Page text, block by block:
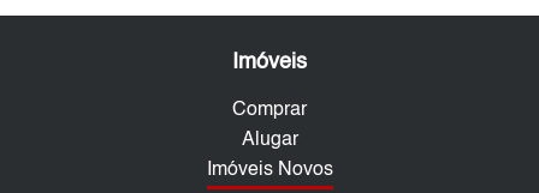
Imóveis
Comprar
Alugar
Imóveis Novos